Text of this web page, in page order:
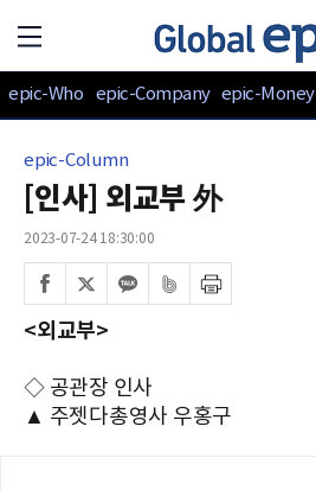
epic-Who epic-Company epic-Money
epic-Column
[인사] 외교부 外
2023-07-24 18:30:00
<외교부>
◇ 공관장 인사
▲ 주젯다총영사 우홍구